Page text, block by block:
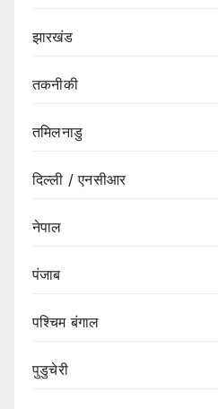
झारखंड
तकनीकी
तमिलनाडु
दिल्ली / एनसीआर
नेपाल
पंजाब
पश्चिम बंगाल
पुडुचेरी